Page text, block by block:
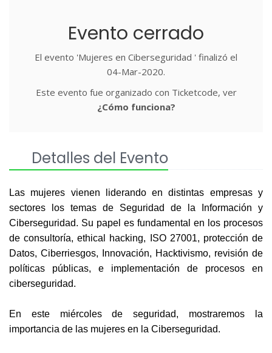
Evento cerrado
El evento 'Mujeres en Ciberseguridad ' finalizó el
04-Mar-2020.
Este evento fue organizado con Ticketcode, ver
¿Cómo funciona?
Detalles del Evento
Las mujeres vienen liderando en distintas empresas y
sectores los temas de Seguridad de la Información y
Ciberseguridad. Su papel es fundamental en los procesos
de consultoría, ethical hacking, ISO 27001, protección de
Datos, Ciberriesgos, Innovación, Hacktivismo, revisión de
políticas públicas, e implementación de procesos en
ciberseguridad.
En este miércoles de seguridad, mostraremos la
importancia de las mujeres en la Ciberseguridad.